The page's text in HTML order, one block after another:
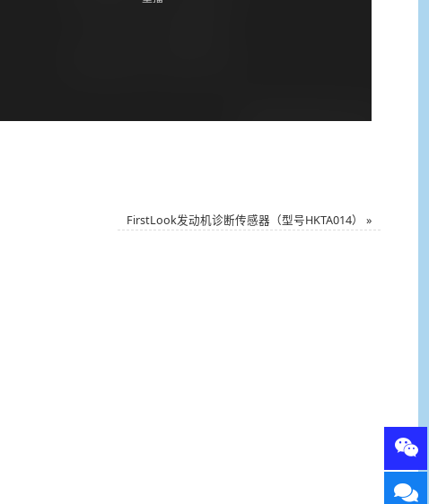
FirstLook发动机诊断传感器（型号HKTA014） »